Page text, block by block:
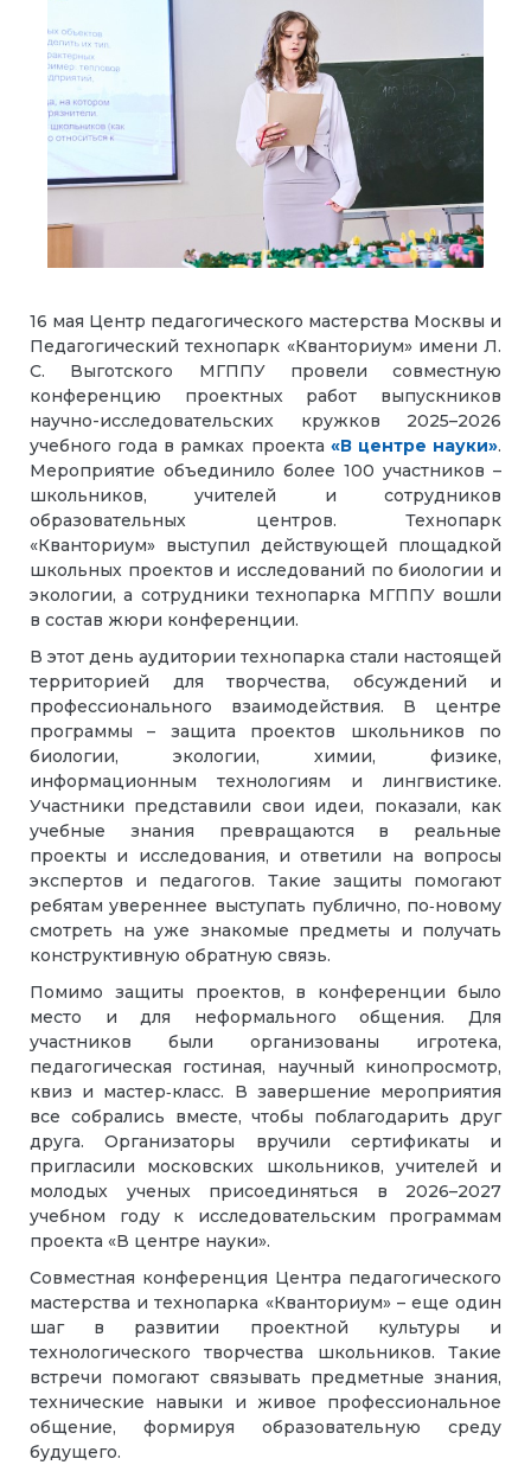
16 мая Центр педагогического мастерства Москвы и
Педагогический технопарк «Кванториум» имени Л.
С. Выготского МГППУ провели совместную
конференцию проектных работ выпускников
научно-исследовательских кружков 2025–2026
учебного года в рамках проекта «В центре науки».
Мероприятие объединило более 100 участников –
школьников, учителей и сотрудников
образовательных центров. Технопарк
«Кванториум» выступил действующей площадкой
школьных проектов и исследований по биологии и
экологии, а сотрудники технопарка МГППУ вошли
в состав жюри конференции.
В этот день аудитории технопарка стали настоящей
территорией для творчества, обсуждений и
профессионального взаимодействия. В центре
программы – защита проектов школьников по
биологии, экологии, химии, физике,
информационным технологиям и лингвистике.
Участники представили свои идеи, показали, как
учебные знания превращаются в реальные
проекты и исследования, и ответили на вопросы
экспертов и педагогов. Такие защиты помогают
ребятам увереннее выступать публично, по‑новому
смотреть на уже знакомые предметы и получать
конструктивную обратную связь.
Помимо защиты проектов, в конференции было
место и для неформального общения. Для
участников были организованы игротека,
педагогическая гостиная, научный кинопросмотр,
квиз и мастер‑класс. В завершение мероприятия
все собрались вместе, чтобы поблагодарить друг
друга. Организаторы вручили сертификаты и
пригласили московских школьников, учителей и
молодых ученых присоединяться в 2026–2027
учебном году к исследовательским программам
проекта «В центре науки».
Совместная конференция Центра педагогического
мастерства и технопарка «Кванториум» – еще один
шаг в развитии проектной культуры и
технологического творчества школьников. Такие
встречи помогают связывать предметные знания,
технические навыки и живое профессиональное
общение, формируя образовательную среду
будущего.